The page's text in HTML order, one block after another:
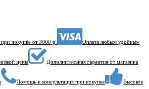
при покупке от 3000 р. Оплата любым удобным
цены Дополнительная гарантия от магазина
Помощь и консультация при покупке Высокое